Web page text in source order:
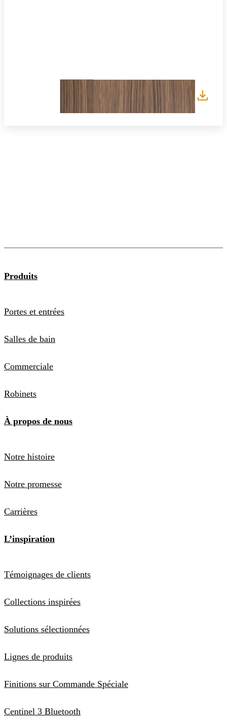
Produits
Portes et entrées
Salles de bain
Commerciale
Robinets
À propos de nous
Notre histoire
Notre promesse
Carrières
L’inspiration
Témoignages de clients
Collections inspirées
Solutions sélectionnées
Lignes de produits
Finitions sur Commande Spéciale
Centinel 3 Bluetooth